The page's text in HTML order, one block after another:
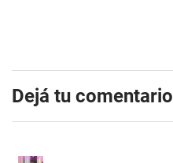
Dejá tu comentario